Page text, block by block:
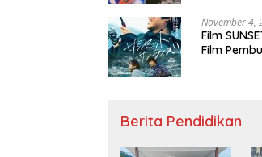
November 4,
Film
Film
Berita Pendidikan